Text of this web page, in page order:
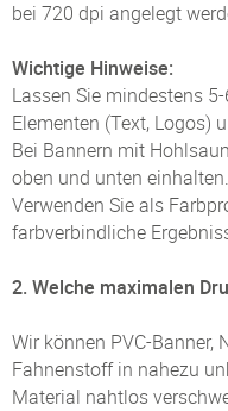
bei 720 dpi angelegt
Wichtige Hinweise:
Lassen Sie mindestens
Elementen (Text, Logos)
Bei Bannern mit
oben und unten einhalten.
Verwenden Sie als
farbverbindliche
2. Welche maximalen
Wir können PVC-Banner,
Fahnenstoff in nahezu
Material nahtlos